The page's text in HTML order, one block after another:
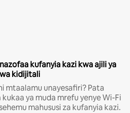
kufanyia kazi kwa ajili ya
kidijitali
mtaalamu unayesafiri? Pata
kukaa ya muda mrefu yenye Wi-Fi
mahususi za kufanyia kazi.